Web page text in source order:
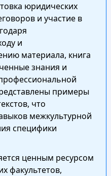
юридических
и участие в
и
материала, книга
знания и
примеры
что
межкультурной
специфики
ценным ресурсом
факультетов,